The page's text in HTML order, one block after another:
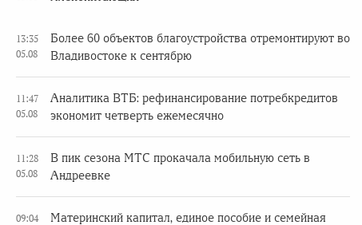
13:35
05.08
Более 60 объектов благоустройства отремонтируют во
Владивостоке к сентябрю
11:47
05.08
Аналитика ВТБ: рефинансирование потребкредитов
экономит четверть ежемесячно
11:28
05.08
В пик сезона МТС прокачала мобильную сеть в
Андреевке
09:04
Материнский капитал, единое пособие и семейная